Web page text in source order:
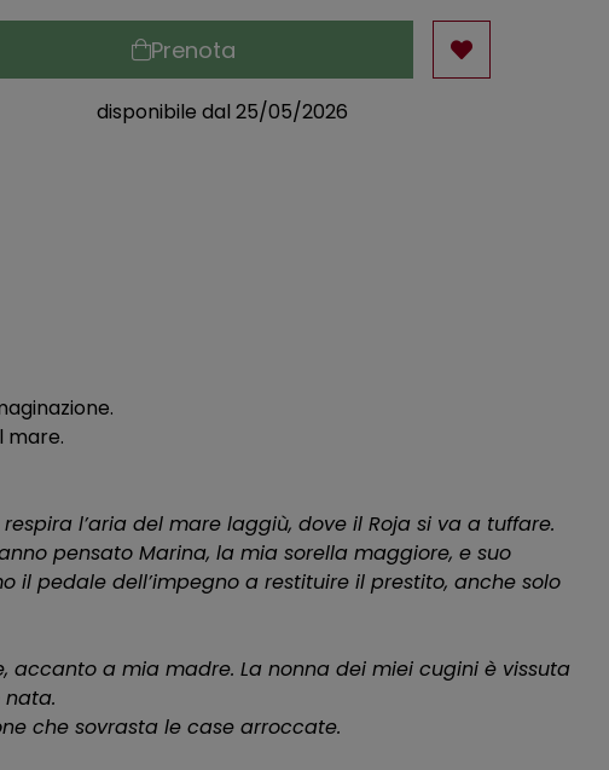
Prenota
disponibile dal 25/05/2026
mare.
l’aria del mare laggiù, dove il Roja si va a tuffare.
pensato Marina, la mia sorella maggiore, e suo
pedale dell’impegno a restituire il prestito, anche solo
accanto a mia madre. La nonna dei miei cugini è vissuta
nata.
che sovrasta le case arroccate.